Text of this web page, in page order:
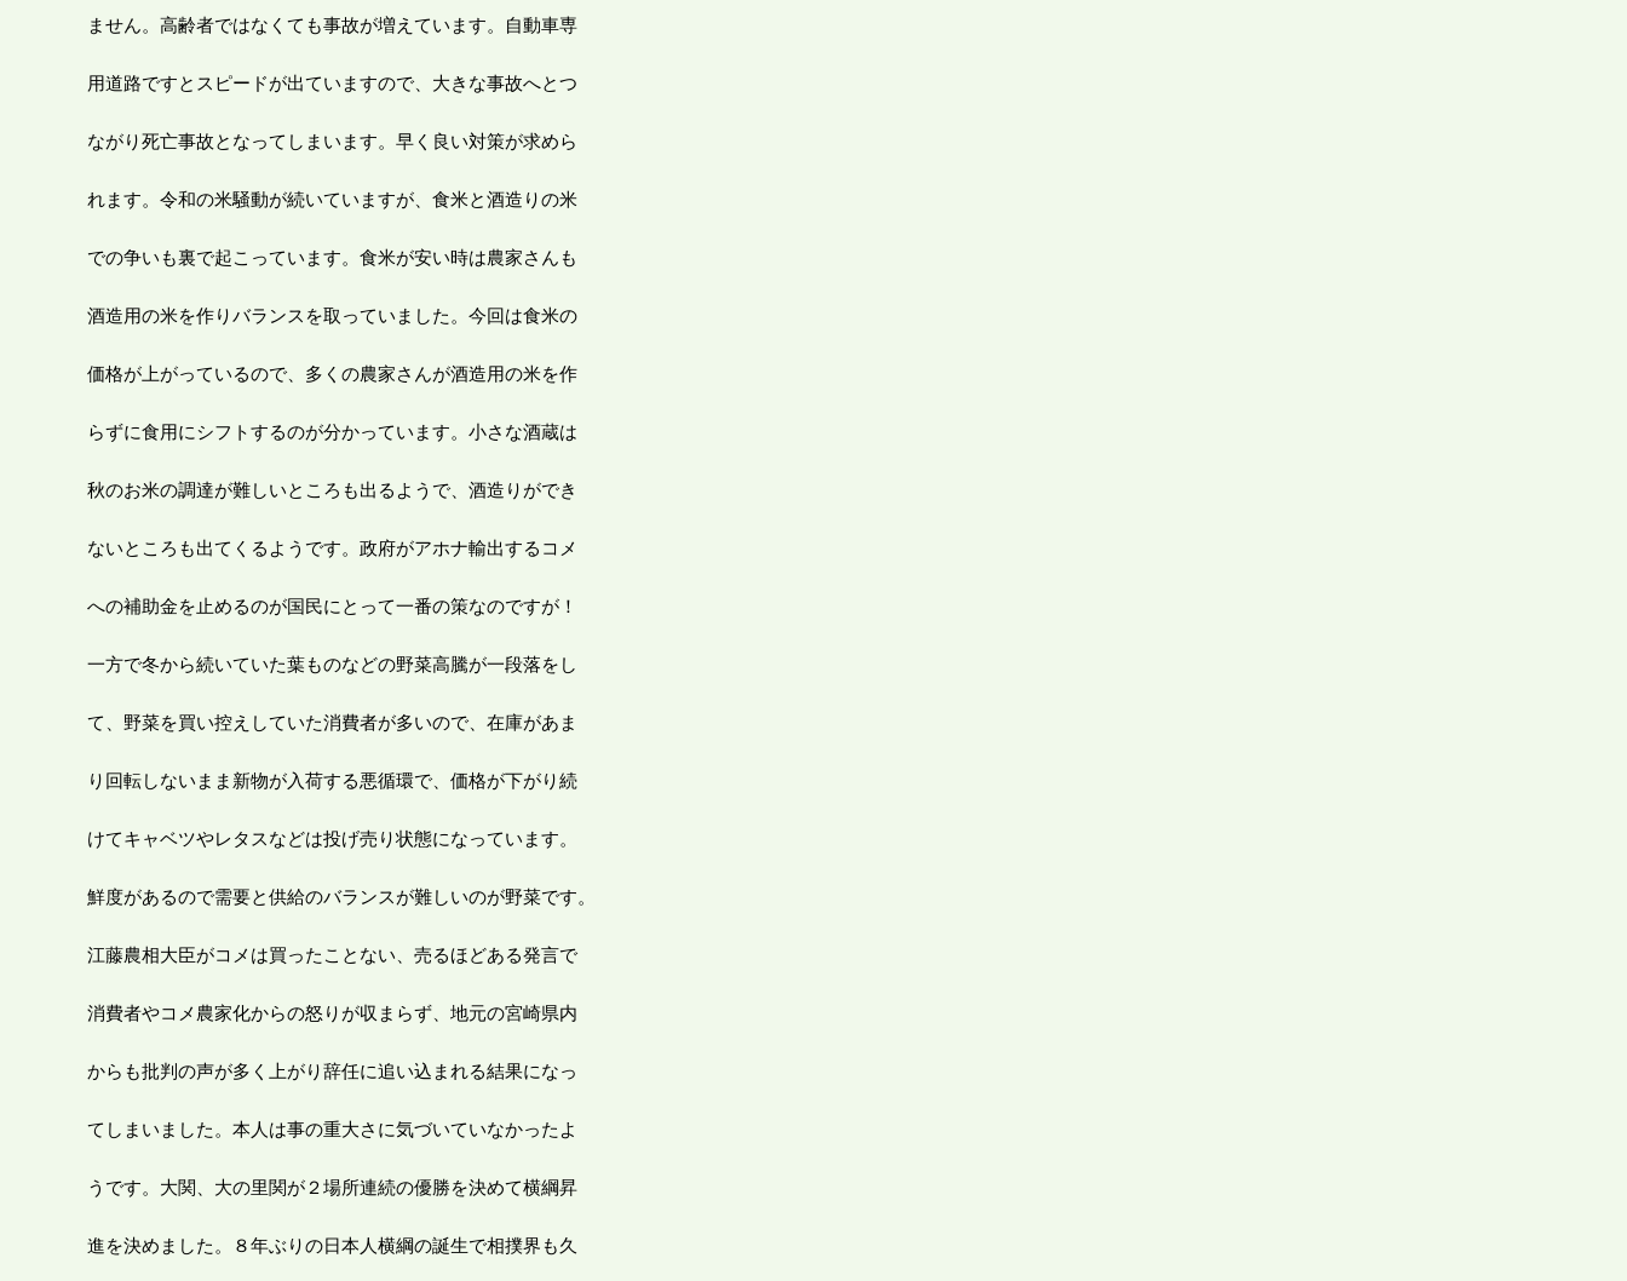
ません。高齢者ではなくても事故が増えています。自動車専
用道路ですとスピードが出ていますので、大きな事故へとつ
ながり死亡事故となってしまいます。早く良い対策が求めら
れます。令和の米騒動が続いていますが、食米と酒造りの米
での争いも裏で起こっています。食米が安い時は農家さんも
酒造用の米を作りバランスを取っていました。今回は食米の
価格が上がっているので、多くの農家さんが酒造用の米を作
らずに食用にシフトするのが分かっています。小さな酒蔵は
秋のお米の調達が難しいところも出るようで、酒造りができ
ないところも出てくるようです。政府がアホナ輸出するコメ
への補助金を止めるのが国民にとって一番の策なのですが！
一方で冬から続いていた葉ものなどの野菜高騰が一段落をし
て、野菜を買い控えしていた消費者が多いので、在庫があま
り回転しないまま新物が入荷する悪循環で、価格が下がり続
けてキャベツやレタスなどは投げ売り状態になっています。
鮮度があるので需要と供給のバランスが難しいのが野菜です。
江藤農相大臣がコメは買ったことない、売るほどある発言で
消費者やコメ農家化からの怒りが収まらず、地元の宮崎県内
からも批判の声が多く上がり辞任に追い込まれる結果になっ
てしまいました。本人は事の重大さに気づいていなかったよ
うです。大関、大の里関が２場所連続の優勝を決めて横綱昇
進を決めました。８年ぶりの日本人横綱の誕生で相撲界も久